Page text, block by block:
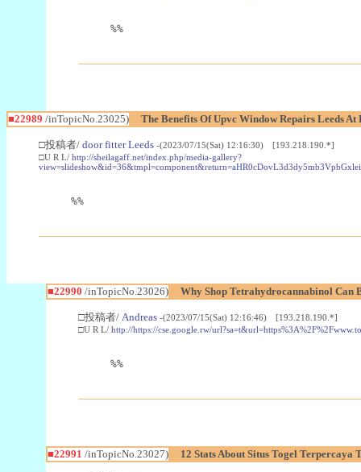
%%
■22989 /inTopicNo.23025) The Benefits Of Upvc Window Repairs Leeds
□投稿者/ door fitter Leeds -(2023/07/15(Sat) 12:16:30) [193.218.190.*]
□U R L/ http://sheilagaff.net/index.php/media-gallery?
%%
■22990 /inTopicNo.23026) Why Shop Tetrahydrocannabinol Can
□投稿者/ Andreas -(2023/07/15(Sat) 12:16:46) [193.218.190.*]
□U R L/ http://https://cse.google.rw/
%%
■22991 /inTopicNo.23027) 12 Stats About Situs Togel Terpercaya